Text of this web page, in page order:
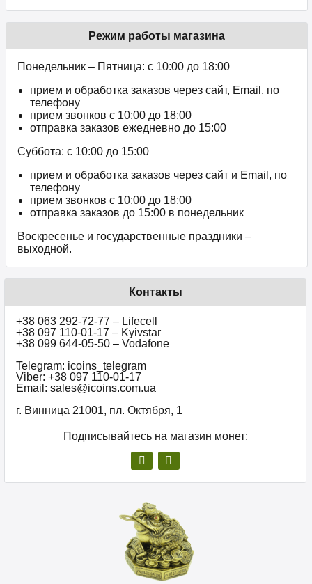
Режим работы магазина
Понедельник – Пятница: с 10:00 до 18:00
прием и обработка заказов через сайт, Email, по
телефону
прием звонков c 10:00 до 18:00
отправка заказов ежедневно до 15:00
Суббота: с 10:00 до 15:00
прием и обработка заказов через сайт и Email, по
телефону
прием звонков c 10:00 до 18:00
отправка заказов до 15:00 в понедельник
Воскресенье и государственные праздники –
выходной.
Контакты
+38 063 292-72-77 – Lifecell
+38 097 110-01-17 – Kyivstar
+38 099 644-05-50 – Vodafone
Telegram: icoins_telegram
Viber: +38 097 110-01-17
Email: sales@icoins.com.ua
г. Винница 21001, пл. Октября, 1
Подписывайтесь на магазин монет: